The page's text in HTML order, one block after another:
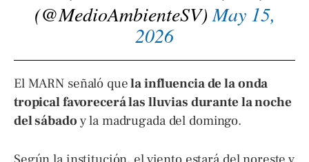
(@MedioAmbienteSV)May 15,
2026
El MARN señaló quela influencia de la onda
tropical favorecerá las lluvias durante la noche
del sábado y la madrugada del domingo.